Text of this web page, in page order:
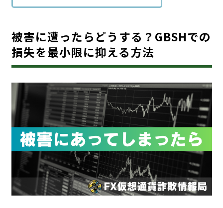
被害に遭ったらどうする？GBSHでの
損失を最小限に抑える方法